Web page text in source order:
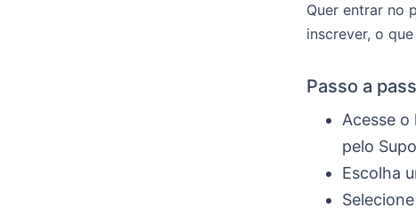
Quer entrar no
inscrever, o
Passo a
Acesse
pelo
Escolha